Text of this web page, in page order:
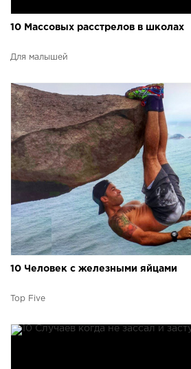
10 Массовых расстрелов в школах
Для малышей
10 Человек с железными яйцами
Top Five